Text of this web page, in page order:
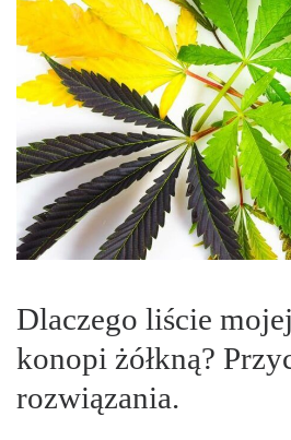
Dlaczego liście
konopi żółkną?
rozwiązania.